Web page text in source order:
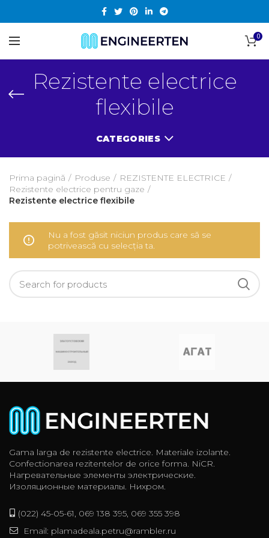
0
Rezistente electrice
flexibile
CATEGORIES
Prima pagină Produse
REZISTENTE ELECTRICE
Rezistente electrice pentru gaze
Rezistente electrice flexibile
Nu a fost găsit niciun produs care să se
potrivească cu selecția ta.
Gama larga de rezistente electrice. Materiale izolante.
Confectionarea rezitentelor de orice forma. NiCR.
Нагревательные элементы электрические.
Изоляционные материалы. Нихром.
(022) 45-05-61, 069 138 395, 069 355 398
Email: plamadeala.petru@rambler.ru